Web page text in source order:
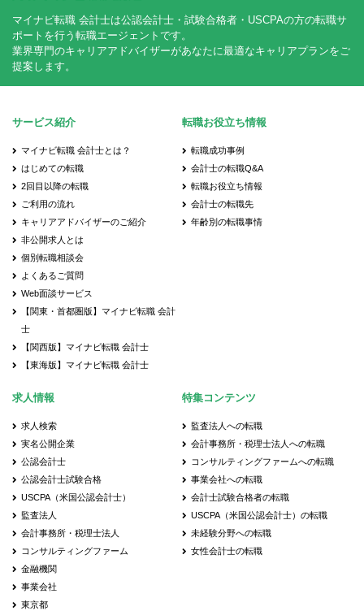
マイナビ転職 会計士は公認会計士・試験合格者・USCPAの方の転職サ
ポートを行う転職エージェントです。
業界専門のキャリアアドバイザーがあなたに最適なキャリアプランをご
提案します。
サービス紹介
マイナビ転職 会計士とは？
はじめての転職
2回目以降の転職
ご利用の流れ
キャリアアドバイザーのご紹介
非公開求人とは
個別転職相談会
よくあるご質問
Web面談サービス
【関東・首都圏版】マイナビ転職 会計
士
【関西版】マイナビ転職 会計士
【東海版】マイナビ転職 会計士
転職お役立ち情報
転職成功事例
会計士の転職Q&A
転職お役立ち情報
会計士の転職先
年齢別の転職事情
求人情報
求人検索
実名公開企業
公認会計士
公認会計士試験合格
USCPA（米国公認会計士）
監査法人
会計事務所・税理士法人
コンサルティングファーム
金融機関
事業会社
東京都
特集コンテンツ
監査法人への転職
会計事務所・税理士法人への転職
コンサルティングファームへの転職
事業会社への転職
会計士試験合格者の転職
USCPA（米国公認会計士）の転職
未経験分野への転職
女性会計士の転職